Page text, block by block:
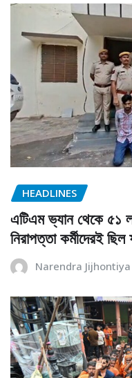
HEADLINES
এটিএম ভ্যান থেকে ৫১
নিরাপত্তা কর্মীদেরই ছিল
Narendra Jijhontiya